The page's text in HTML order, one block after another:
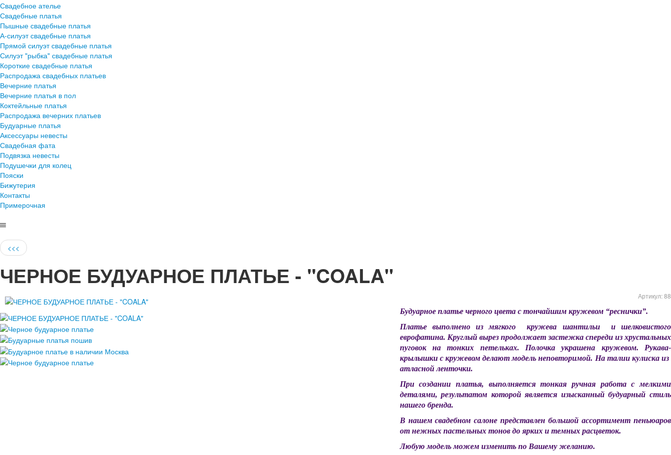
Свадебное ателье
Свадебные платья
Пышные свадебные платья
А-силуэт свадебные платья
Прямой силуэт свадебные платья
Силуэт "рыбка" свадебные платья
Короткие свадебные платья
Распродажа свадебных платьев
Вечерние платья
Вечерние платья в пол
Коктейльные платья
Распродажа вечерних платьев
Будуарные платья
Аксессуары невесты
Свадебная фата
Подвязка невесты
Подушечки для колец
Пояски
Бижутерия
Контакты
Примерочная
<<<
ЧЕРНОЕ БУДУАРНОЕ ПЛАТЬЕ - "COALA"
Артикул:88
Будуарное платье черного цвета с тончайшим кружевом “реснички”.
Платье выполнено из мягкого кружева шантильи и шелковистого
еврофатина. Круглый вырез продолжает застежка спереди из хрустальных
пуговок на тонких петельках. Полочка украшена кружевом. Рукава-
крылышки с кружевом делают модель неповторимой. На талии кулиска из
атласной ленточки.
При создании платья, выполняется тонкая ручная работа с мелкими
деталями, результатом которой является изысканный будуарный стиль
нашего бренда.
В нашем свадебном салоне представлен большой ассортимент пеньюаров
от нежных пастельных тонов до ярких и темных расцветок.
Любую модель можем изменить по Вашему желанию.